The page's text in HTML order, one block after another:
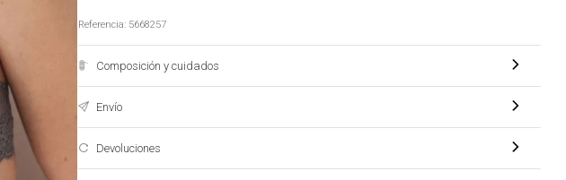
Referencia: 5668257
Composición y cuidados
Envío
Devoluciones